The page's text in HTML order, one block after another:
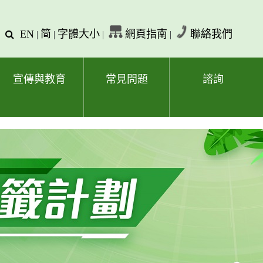
查
字
EN | 简 | 字體大小 | 網頁指南 | 聯絡我們
宣傳與教育 常見問題 諮詢